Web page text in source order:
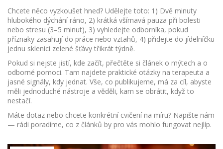
Chcete něco vyzkoušet hned? Udělejte toto: 1) Dvě minuty
hlubokého dýchání ráno, 2) krátká všímavá pauza při bolesti
nebo stresu (3–5 minut), 3) vyhledejte odborníka, pokud
příznaky zasahují do práce nebo vztahů, 4) přidejte do jídelníčku
jednu sklenici zelené šťávy třikrát týdně.
Pokud si nejste jistí, kde začít, přečtěte si článek o mýtech a o
odborné pomoci. Tam najdete praktické otázky na terapeuta a
jasné signály, kdy jednat. Vše, co publikujeme, má za cíl, abyste
měli jednoduché nástroje a věděli, kam se obrátit, když to
nestačí.
Máte dotaz nebo chcete konkrétní cvičení na míru? Napište nám
— rádi poradíme, co z článků by pro vás mohlo fungovat nejlíp.